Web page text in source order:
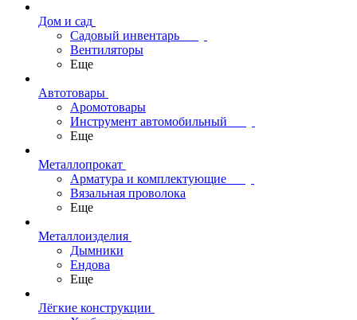
Дом и сад
Садовый инвентарь
Вентиляторы
Еще
Автотовары
Аромотовары
Инструмент автомобильный
Еще
Металлопрокат
Арматура и комплектующие
Вязальная проволока
Еще
Металлоизделия
Дымники
Ендова
Еще
Лёгкие конструкции